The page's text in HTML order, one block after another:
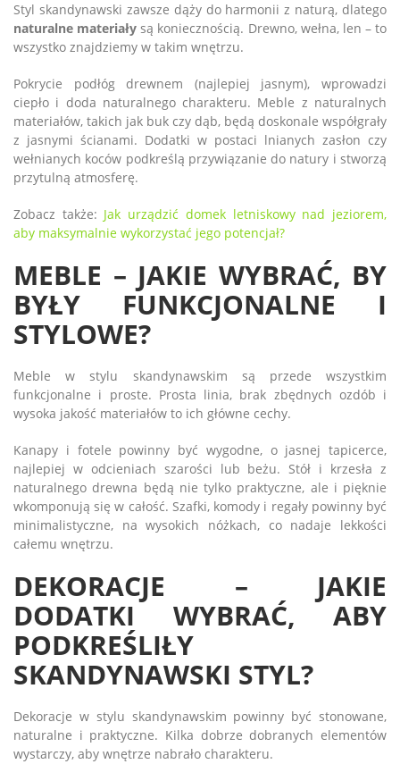
Styl skandynawski zawsze dąży do harmonii z naturą, dlatego
naturalne materiały są koniecznością. Drewno, wełna, len – to
wszystko znajdziemy w takim wnętrzu.
Pokrycie podłóg drewnem (najlepiej jasnym), wprowadzi
ciepło i doda naturalnego charakteru. Meble z naturalnych
materiałów, takich jak buk czy dąb, będą doskonale współgrały
z jasnymi ścianami. Dodatki w postaci lnianych zasłon czy
wełnianych koców podkreślą przywiązanie do natury i stworzą
przytulną atmosferę.
Zobacz także: Jak urządzić domek letniskowy nad jeziorem,
aby maksymalnie wykorzystać jego potencjał?
MEBLE – JAKIE WYBRAĆ, BY
BYŁY FUNKCJONALNE I
STYLOWE?
Meble w stylu skandynawskim są przede wszystkim
funkcjonalne i proste. Prosta linia, brak zbędnych ozdób i
wysoka jakość materiałów to ich główne cechy.
Kanapy i fotele powinny być wygodne, o jasnej tapicerce,
najlepiej w odcieniach szarości lub beżu. Stół i krzesła z
naturalnego drewna będą nie tylko praktyczne, ale i pięknie
wkomponują się w całość. Szafki, komody i regały powinny być
minimalistyczne, na wysokich nóżkach, co nadaje lekkości
całemu wnętrzu.
DEKORACJE – JAKIE
DODATKI WYBRAĆ, ABY
PODKREŚLIŁY
SKANDYNAWSKI STYL?
Dekoracje w stylu skandynawskim powinny być stonowane,
naturalne i praktyczne. Kilka dobrze dobranych elementów
wystarczy, aby wnętrze nabrało charakteru.